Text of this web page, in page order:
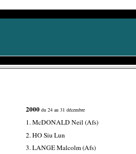
2000 du 24 au 31 décembre
1. McDONALD Neil (Afs)
2. HO Siu Lun
3. LANGE Malcolm (Afs)